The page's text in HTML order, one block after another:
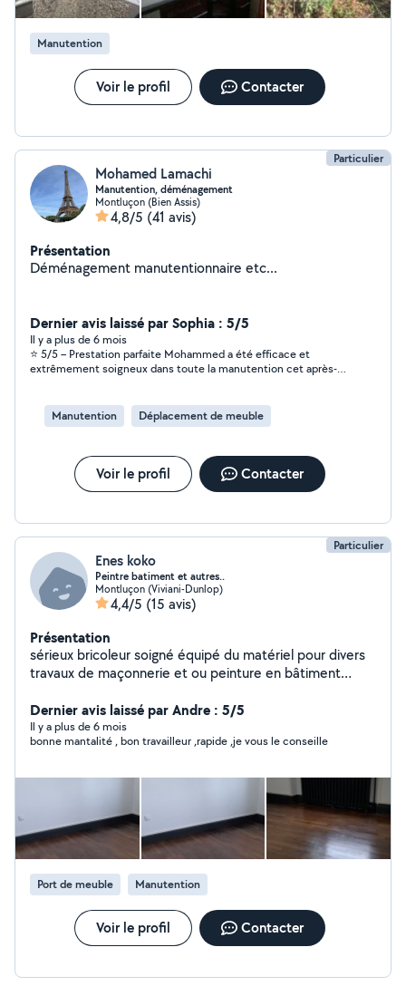
Manutention
Voir le profil Contacter
Particulier
Mohamed Lamachi
Manutention, déménagement
Montluçon (Bien Assis)
4,8/5 (41 avis)
Présentation
Déménagement manutentionnaire etc...
Dernier avis laissé par Sophia : 5/5
Il y a plus de 6 mois
⭐ 5/5 – Prestation parfaite Mohammed a été efficace et
extrêmement soigneux dans toute la manutention cet après-
et fiable. Je le recommande à 100 % et ferai de nouveau appel
à lui sans hésiter.
Manutention Déplacement de meuble
Voir le profil Contacter
Particulier
Enes koko
Peintre batiment et autres..
Montluçon (Viviani-Dunlop)
4,4/5 (15 avis)
Présentation
sérieux bricoleur soigné équipé du matériel pour divers
travaux de maçonnerie et ou peinture en bâtiment
peinture ; ;tonte pelouse élagage etc déménagement
Dernier avis laissé par Andre : 5/5
Il y a plus de 6 mois
bonne mantalité , bon travailleur ,rapide ,je vous le conseille
Port de meuble Manutention
Voir le profil Contacter